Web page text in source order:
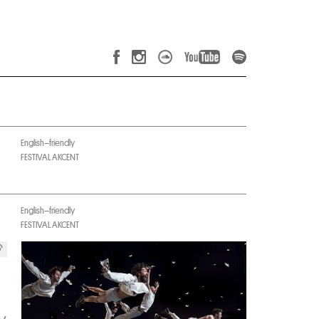
English–friendly
FESTIVAL AKCENT
English–friendly
FESTIVAL AKCENT